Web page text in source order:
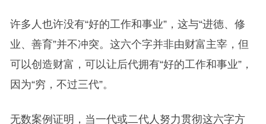
许多人也许没有“好的工作和事业”，这与“进德、修
业、善育”并不冲突。这六个字并非由财富主宰，但
可以创造财富，可以让后代拥有“好的工作和事业”，
因为“穷，不过三代”。
无数案例证明，当一代或二代人努力贯彻这六字方